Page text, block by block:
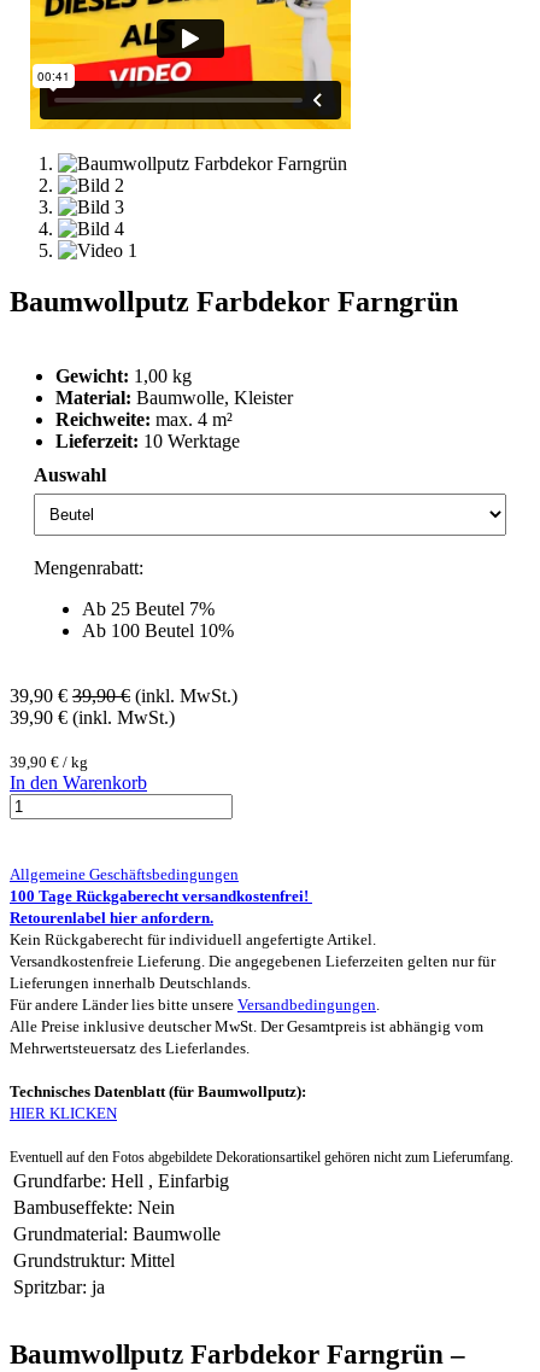
Baumwollputz Farbdekor Farngrün
Gewicht: 1,00 kg
Material: Baumwolle, Kleister
Reichweite: max. 4 m²
Lieferzeit: 10 Werktage
Auswahl
Mengenrabatt:
Ab 25 Beutel 7%
Ab 100 Beutel 10%
39,90 € 39,90€ (inkl. MwSt.)
39,90 € (inkl. MwSt.)
39,90 € / kg
In den Warenkorb
Allgemeine Geschäftsbedingungen
100 Tage Rückgaberecht versandkostenfrei!
Retourenlabel hier anfordern.
Kein Rückgaberecht für individuell angefertigte Artikel.
Versandkostenfreie Lieferung. Die angegebenen Lieferzeiten gelten nur für
Lieferungen innerhalb Deutschlands.
Für andere Länder lies bitte unsere Versandbedingungen.
Alle Preise inklusive deutscher MwSt. Der Gesamtpreis ist abhängig vom
Mehrwertsteuersatz des Lieferlandes.
Technisches Datenblatt (für Baumwollputz):
HIER KLICKEN
Eventuell auf den Fotos abgebildete Dekorationsartikel gehören nicht zum Lieferumfang.
Grundfarbe: Hell , Einfarbig
Bambuseffekte: Nein
Grundmaterial: Baumwolle
Grundstruktur: Mittel
Spritzbar: ja
Baumwollputz Farbdekor Farngrün –